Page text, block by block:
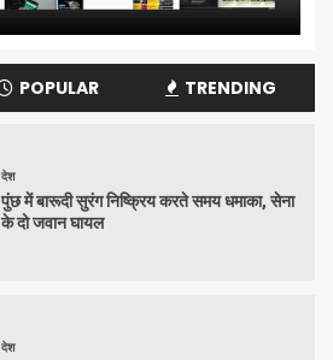
POPULAR TRENDING
देश
पुंछ में बारूदी सुरंग निष्क्रिय करते समय धमाका, सेना
के दो जवान घायल
देश